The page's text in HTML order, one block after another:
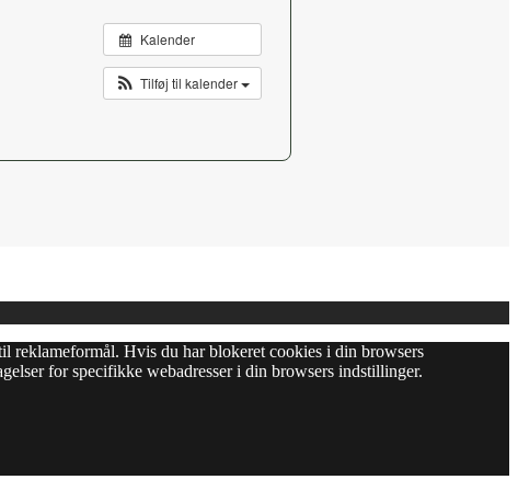
Kalender
Tilføj til kalender
reklameformål. Hvis du har blokeret cookies i din browsers
for specifikke webadresser i din browsers indstillinger.